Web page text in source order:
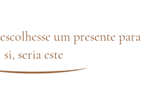
um presente para
si, seria este